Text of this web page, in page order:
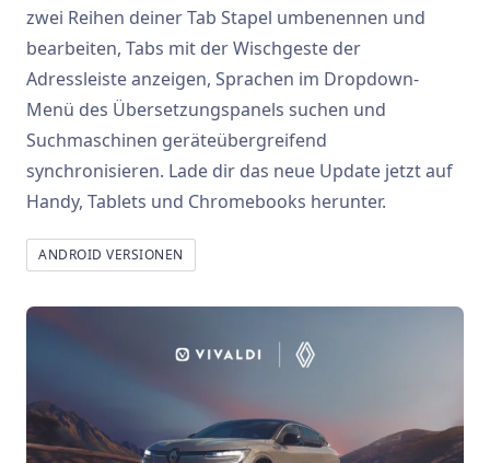
zwei Reihen deiner Tab Stapel umbenennen und
bearbeiten, Tabs mit der Wischgeste der
Adressleiste anzeigen, Sprachen im Dropdown-
Menü des Übersetzungspanels suchen und
Suchmaschinen geräteübergreifend
synchronisieren. Lade dir das neue Update jetzt auf
Handy, Tablets und Chromebooks herunter.
ANDROID VERSIONEN